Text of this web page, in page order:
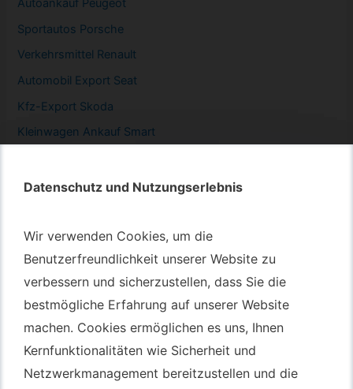
Datenschutz und Nutzungserlebnis
Wir verwenden Cookies, um die
Benutzerfreundlichkeit unserer Website zu
verbessern und sicherzustellen, dass Sie die
bestmögliche Erfahrung auf unserer Website
machen. Cookies ermöglichen es uns, Ihnen
Kernfunktionalitäten wie Sicherheit und
Netzwerkmanagement bereitzustellen und die
Datenschutz und Nutzungserlebnis
Wir verwenden Cookies, um die
Benutzerfreundlichkeit unserer Website zu
verbessern und sicherzustellen, dass Sie die
bestmögliche Erfahrung auf unserer Website
machen. Cookies ermöglichen es uns, Ihnen
Kernfunktionalitäten wie Sicherheit und
Netzwerkmanagement bereitzustellen und die
Autoankauf Peugeot
Sportautos Porsche
Verkehrsmittel Renault
Automobil Export Seat
Kfz-Export Skoda
Kleinwagen Ankauf Smart
Autotransport Bochum
Autotransport Düsseldorf
Autotransport Essen
Autoexport Gelsenkirchen
Autoexport Herne